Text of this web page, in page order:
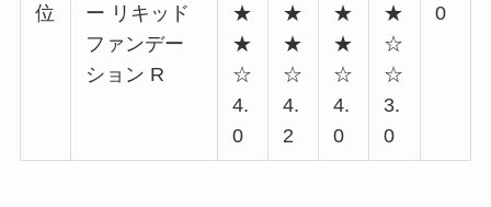
位
ー リキッド
ファンデー
ション R
★
★
☆
4.
0
★
★
☆
4.
2
★
★
☆
4.
0
★
☆
☆
3.
0
0